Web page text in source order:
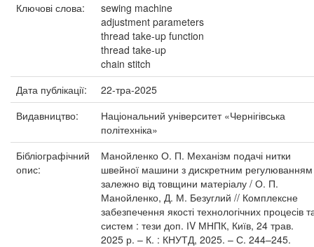
Ключові слова:
sewing machine
adjustment parameters
thread take-up function
thread take-up
chain stitch
Дата публікації:
22-тра-2025
Видавництво:
Національний університет «Чернігівська
політехніка»
Бібліографічний
опис:
Манойленко О. П. Механізм подачі нитки
швейної машини з дискретним регулюванням
залежно від товщини матеріалу / О. П.
Манойленко, Д. М. Безуглий // Комплексне
забезпечення якості технологічних процесів
систем : тези доп. ІV МНПК, Київ, 24 трав.
2025 р. – К. : КНУТД, 2025. – С. 244–245.